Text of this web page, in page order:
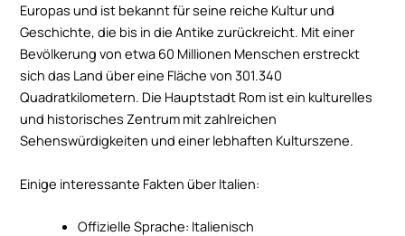
Europas und ist bekannt für seine reiche Kultur und
Geschichte, die bis in die Antike zurückreicht. Mit einer
Bevölkerung von etwa 60 Millionen Menschen erstreckt
sich das Land über eine Fläche von 301.340
Quadratkilometern. Die Hauptstadt Rom ist ein kulturelles
und historisches Zentrum mit zahlreichen
Sehenswürdigkeiten und einer lebhaften Kulturszene.
Einige interessante Fakten über Italien:
Offizielle Sprache: Italienisch